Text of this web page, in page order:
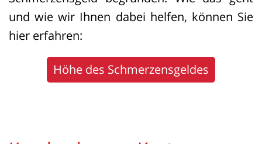
riskanten, medizinisch nicht
erforderlichen Eingriffen verleiten
könnte.
Die Verbraucherzentrale Nordrhein-
und wie wir Ihnen dabei helfen, können Sie
hier erfahren:
Höhe des Schmerzensgeldes